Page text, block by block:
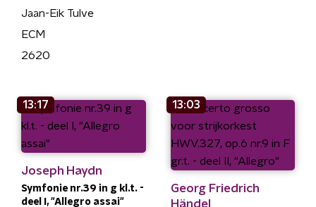
Jaan-Eik Tulve
ECM
2620
13:17
Joseph Haydn
Symfonie nr.39 in g kl.t. -
deel I, "Allegro assai"
13:03
Georg Friedrich
Händel